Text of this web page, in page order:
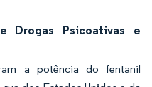
Drogas Psicoativas e
a potência do fentanil